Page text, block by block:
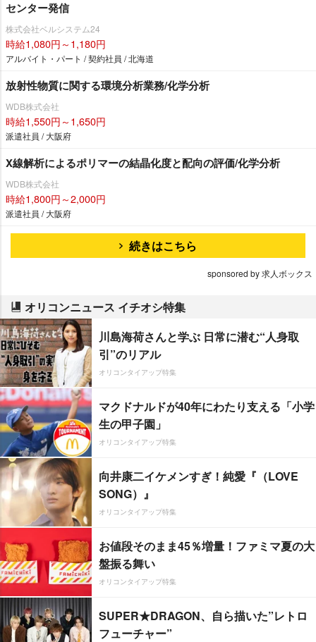
センター発信
株式会社ベルシステム24
時給1,080円～1,180円
アルバイト・パート / 契約社員 / 北海道
放射性物質に関する環境分析業務/化学分析
WDB株式会社
時給1,550円～1,650円
派遣社員 / 大阪府
X線解析によるポリマーの結晶化度と配向の評価/化学分析
WDB株式会社
時給1,800円～2,000円
派遣社員 / 大阪府
続きはこちら
sponsored by 求人ボックス
オリコンニュース イチオシ特集
川島海荷さんと学ぶ 日常に潜む“人身取
引”のリアル
オリコンタイアップ特集
マクドナルドが40年にわたり支える「小学
生の甲子園」
オリコンタイアップ特集
向井康二イケメンすぎ！純愛『（LOVE
SONG）』
オリコンタイアップ特集
お値段そのまま45％増量！ファミマ夏の大
盤振る舞い
オリコンタイアップ特集
SUPER★DRAGON、自ら描いた”レトロ
フューチャー”